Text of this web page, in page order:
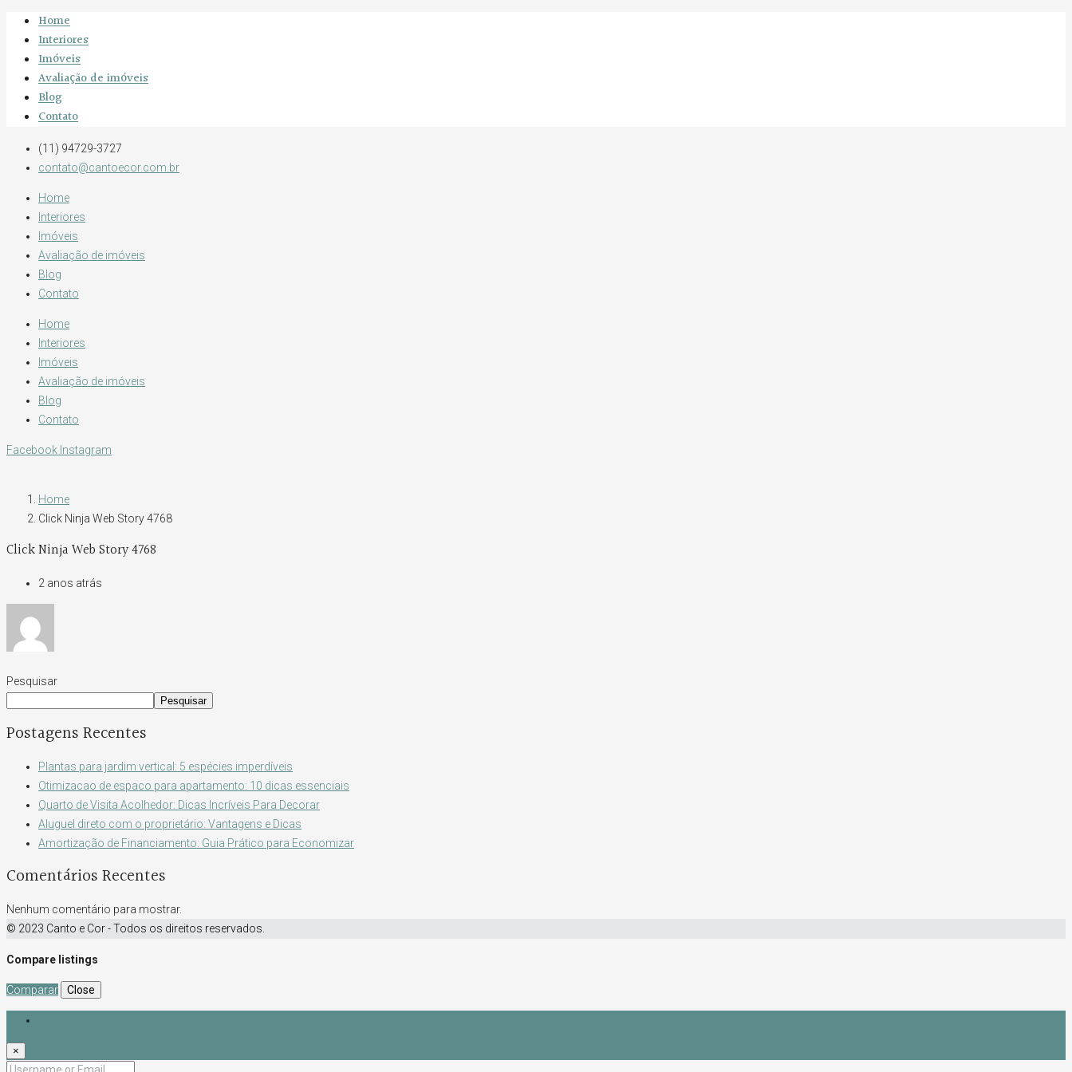
Home
Interiores
Imóveis
Avaliação de imóveis
Blog
Contato
(11) 94729-3727
contato@cantoecor.com.br
Home
Interiores
Imóveis
Avaliação de imóveis
Blog
Contato
Home
Interiores
Imóveis
Avaliação de imóveis
Blog
Contato
Facebook Instagram
Home
Click Ninja Web Story 4768
Click Ninja Web Story 4768
2 anos atrás
Pesquisar
Pesquisar
Postagens Recentes
Plantas para jardim vertical: 5 espécies imperdíveis
Otimizacao de espaco para apartamento: 10 dicas essenciais
Quarto de Visita Acolhedor: Dicas Incríveis Para Decorar
Aluguel direto com o proprietário: Vantagens e Dicas
Amortização de Financiamento: Guia Prático para Economizar
Comentários Recentes
Nenhum comentário para mostrar.
© 2023 Canto e Cor - Todos os direitos reservados.
Compare listings
Comparar Close
×